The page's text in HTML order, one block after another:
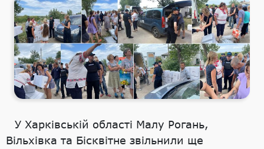
У Харківській області Малу Рогань,
Вільхівка та Бісквітне звільнили ще